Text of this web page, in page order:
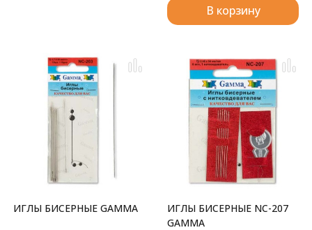
В корзину
ИГЛЫ БИСЕРНЫЕ GAMMA
ИГЛЫ БИСЕРНЫЕ NC-207
GAMMA